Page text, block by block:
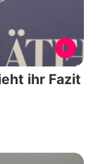
ihr Fazit